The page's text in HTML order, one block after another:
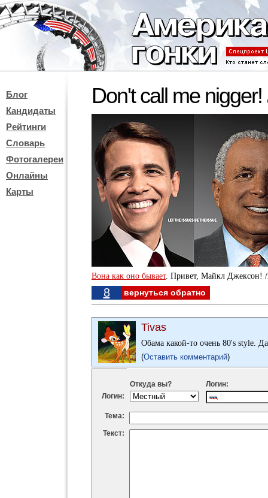
Блог
Кандидаты
Рейтинги
Словарь
Фотогалереи
Онлайны
Карты
Don't call me nigger!
Вона как оно бывает. Привет, Майкл Джексон! /
8 вернуться обратно
Tivas
Обама какой-то очень 80's style.
(Оставить комментарий)
Логин:
Откуда вы? Логин:
Тема:
Текст: